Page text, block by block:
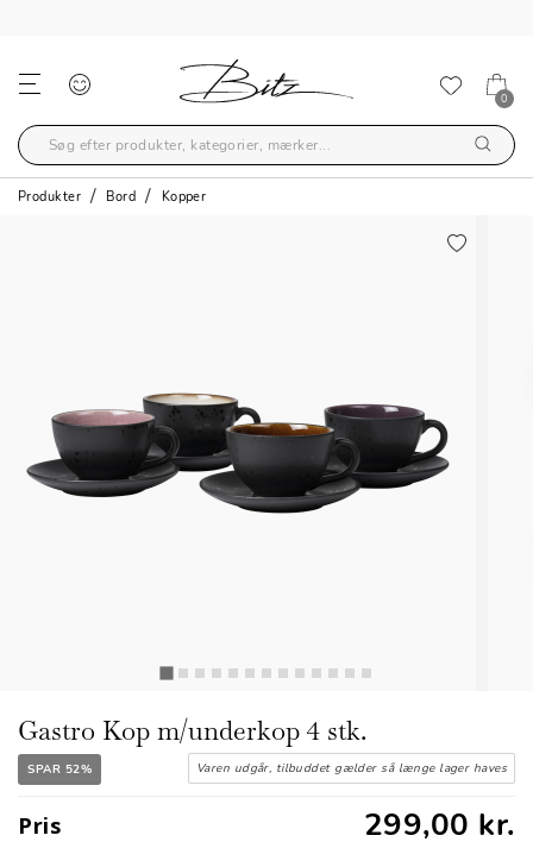
0
Produkter Bord Kopper
Gastro Kop m/underkop 4 stk.
SPAR 52% Varen udgår, tilbuddet gælder så længe lager haves
Pris 299,00 kr.